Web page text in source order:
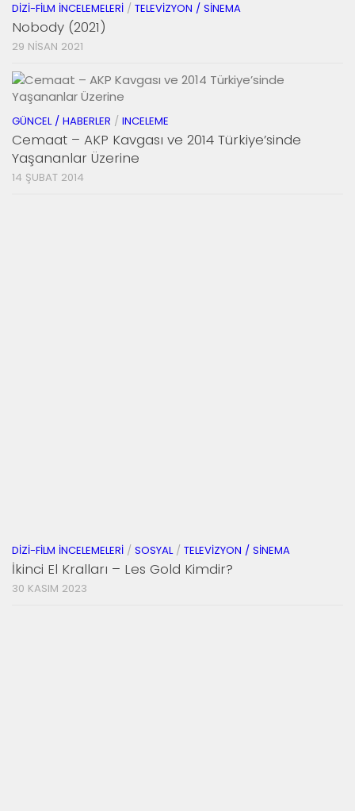
DIZI-FILM İNCELEMELERI / TELEVIZYON / SINEMA
Nobody (2021)
29 NISAN 2021
GÜNCEL / HABERLER / INCELEME
Cemaat – AKP Kavgası ve 2014 Türkiye’sinde
Yaşananlar Üzerine
14 ŞUBAT 2014
DIZI-FILM İNCELEMELERI / SOSYAL/ TELEVIZYON / SINEMA
İkinci El Kralları – Les Gold Kimdir?
30 KASIM 2023